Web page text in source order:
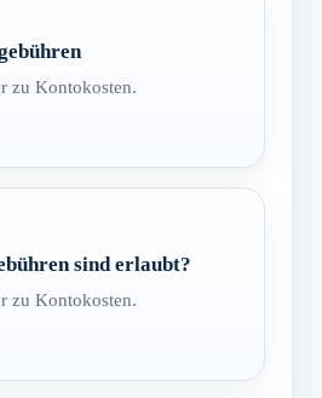
zu Kontokosten.
sind erlaubt?
zu Kontokosten.